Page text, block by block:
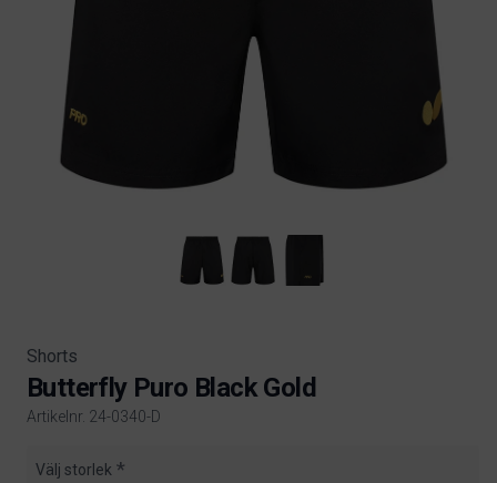
Shorts
Butterfly Puro Black Gold
Artikelnr. 24-0340-D
Product information
Välj storlek